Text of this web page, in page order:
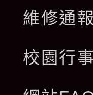
維修通報
校園行